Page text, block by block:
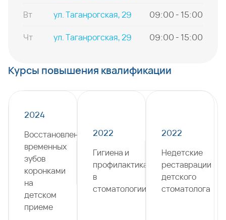
Вт ул. Таганрогская, 29 09:00 - 15:00
Чт ул. Таганрогская, 29 09:00 - 15:00
Курсы повышения квалификации
2024
Восстановление
временных
зубов
коронками
на
детском
приеме
2022
Гигиена и
профилактика
в
стоматологии
2022
Недетские
реставрации
детского
стоматолога